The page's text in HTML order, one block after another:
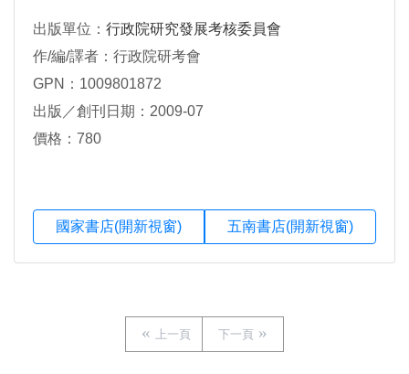
出版單位： 行政院研究發展考核委員會
作/編/譯者：行政院研考會
GPN：1009801872
出版／創刊日期：2009-07
價格：780
國家書店(開新視窗) 五南書店(開新視窗)
上一頁 下一頁